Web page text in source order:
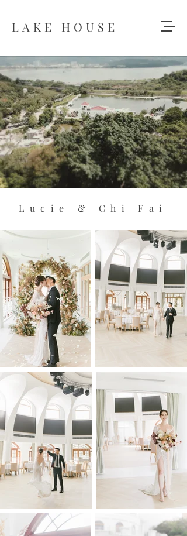
LAKE HOUSE
Lucie & Chi Fai